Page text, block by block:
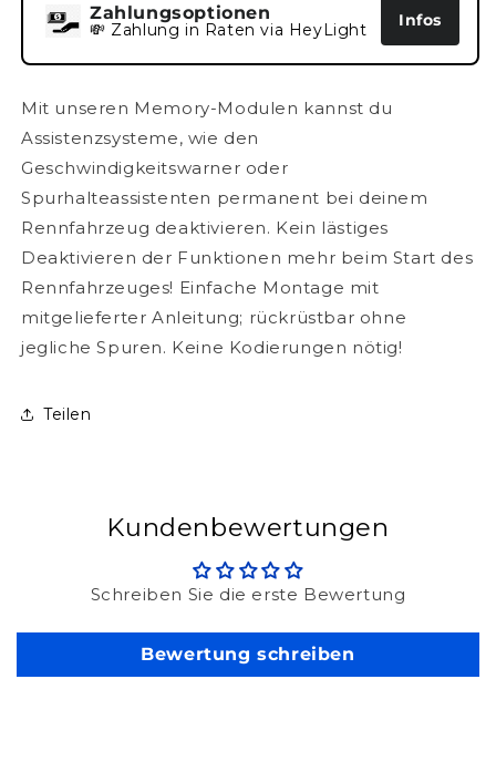
Zahlungsoptionen
💸 Zahlung in Raten via HeyLight Infos
Mit unseren Memory-Modulen kannst du
Assistenzsysteme, wie den
Geschwindigkeitswarner oder
Spurhalteassistenten permanent bei deinem
Rennfahrzeug deaktivieren. Kein lästiges
Deaktivieren der Funktionen mehr beim Start des
Rennfahrzeuges! Einfache Montage mit
mitgelieferter Anleitung; rückrüstbar ohne
jegliche Spuren. Keine Kodierungen nötig!
Teilen
Kundenbewertungen
Schreiben Sie die erste Bewertung
Bewertung schreiben